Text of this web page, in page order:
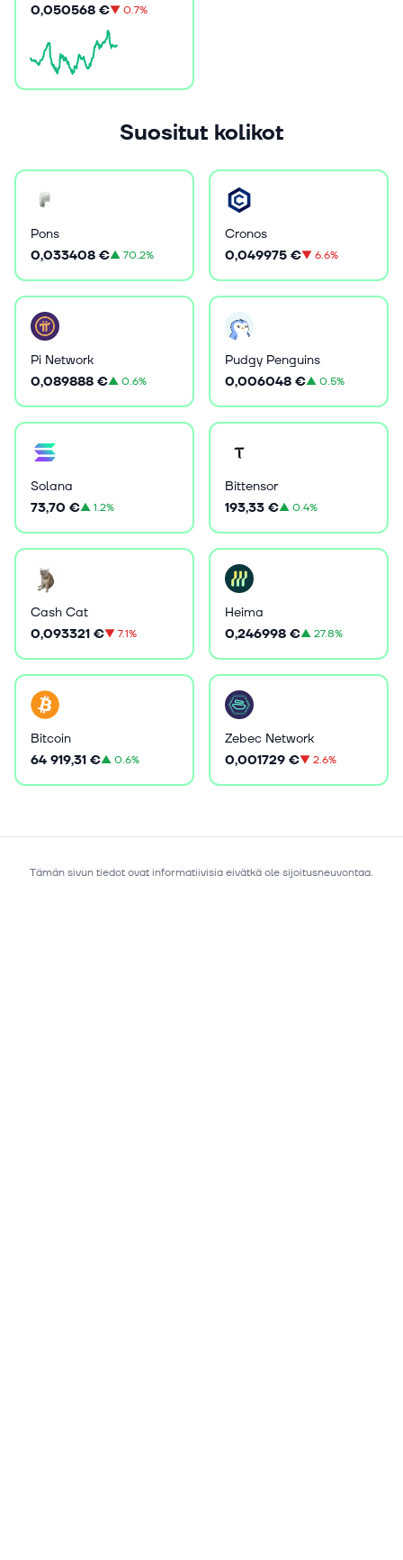
0,050568 €▼0.7%
Suositut kolikot
Pons
0,033408 €▲70.2%
Cronos
0,049975 €▼6.6%
Pi Network
0,089888 €▲0.6%
Pudgy Penguins
0,006048 €▲0.5%
Solana
73,70 €▲1.2%
Bittensor
193,33 €▲0.4%
Cash Cat
0,093321 €▼7.1%
Heima
0,246998 €▲27.8%
Bitcoin
64 919,31 €▲0.6%
Zebec Network
0,001729 €▼2.6%
Tämän sivun tiedot ovat informatiivisia eivätkä ole sijoitusneuvontaa.